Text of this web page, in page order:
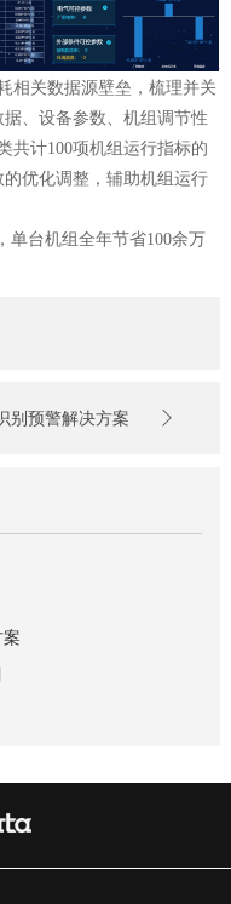
相关数据源壁垒，梳理并关
、设备参数、机组调节性
共计100项机组运行指标的
优化调整，辅助机组运行
单台机组全年节省100余万
别预警解决方案